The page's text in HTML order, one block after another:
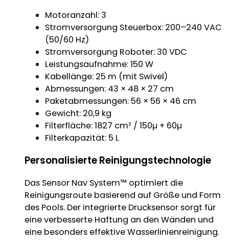
Motoranzahl: 3
Stromversorgung Steuerbox: 200–240 VAC
(50/60 Hz)
Stromversorgung Roboter: 30 VDC
Leistungsaufnahme: 150 W
Kabellänge: 25 m (mit Swivel)
Abmessungen: 43 × 48 × 27 cm
Paketabmessungen: 56 × 56 × 46 cm
Gewicht: 20,9 kg
Filterfläche: 1827 cm² / 150µ + 60µ
Filterkapazität: 5 L
Personalisierte Reinigungstechnologie
Das Sensor Nav System™ optimiert die
Reinigungsroute basierend auf Größe und Form
des Pools. Der integrierte Drucksensor sorgt für
eine verbesserte Haftung an den Wänden und
eine besonders effektive Wasserlinienreinigung.